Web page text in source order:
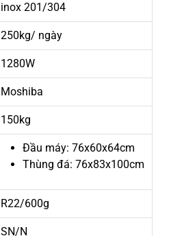
inox 201/304
250kg/ ngày
1280W
Moshiba
150kg
Đầu máy: 76x60x64cm
Thùng đá: 76x83x100cm
R22/600g
SN/N